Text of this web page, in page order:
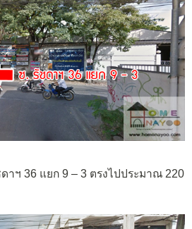
าฯ 36 แยก 9 – 3 ตรงไปประมาณ 220